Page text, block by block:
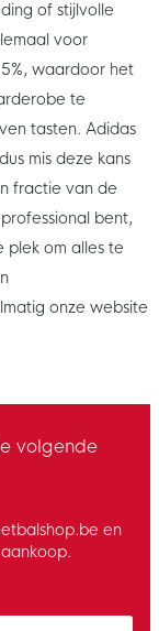
of stijlvolle
voor
waardoor het
te
tasten. Adidas
mis deze kans
fractie van de
bent,
plek om alles te
onze website
volgende
en
to subscribe to